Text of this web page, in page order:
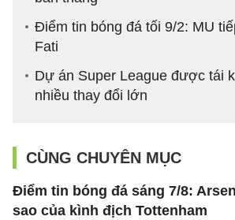
Điểm tin bóng đá tối 9/2: MU
Fati
Dự án Super League được tái
nhiều thay đổi lớn
CÙNG CHUYÊN MỤC
Điểm tin bóng đá sáng 7/8:
sao của kình địch Tottenham